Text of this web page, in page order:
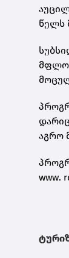
წელს
აგრო
www.